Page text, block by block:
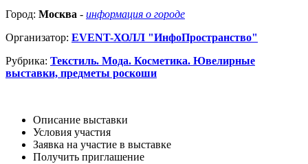
Город: Москва - информация о городе
Организатор: EVENT-ХОЛЛ "ИнфоПространство"
Рубрика: Текстиль. Мода. Косметика. Ювелирные
выставки, предметы роскоши
Описание выставки
Условия участия
Заявка на участие в выставке
Получить приглашение